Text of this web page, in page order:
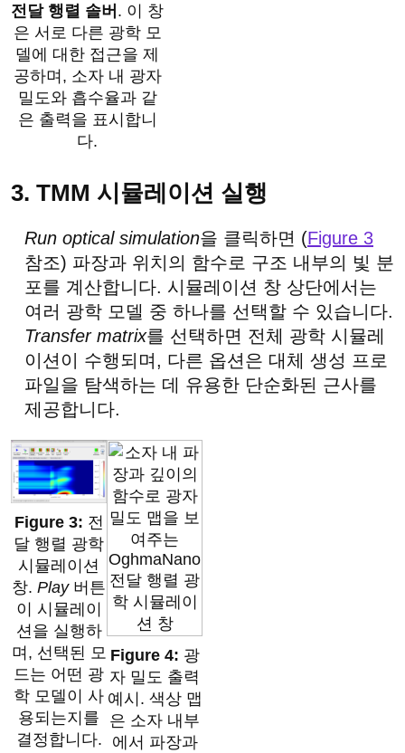
전달 행렬 솔버 . 이 창
은 서로 다른 광학 모
델에 대한 접근을 제
공하며, 소자 내 광자
밀도와 흡수율과 같
은 출력을 표시합니
다.
3. TMM 시뮬레이션 실행
Run optical simulation을 클릭하면 (Figure 3
참조) 파장과 위치의 함수로 구조 내부의 빛 분
포를 계산합니다. 시뮬레이션 창 상단에서는
여러 광학 모델 중 하나를 선택할 수 있습니다.
Transfer matrix를 선택하면 전체 광학 시뮬레
이션이 수행되며, 다른 옵션은 대체 생성 프로
파일을 탐색하는 데 유용한 단순화된 근사를
제공합니다.
전
달 행렬 광학
시뮬레이션
창. Play버튼
이 시뮬레이
션을 실행하
며, 선택된 모
드는 어떤 광
학 모델이 사
용되는지를
결정합니다.
광
자 밀도 출력
예시. 색상 맵
은 소자 내부
에서 파장과